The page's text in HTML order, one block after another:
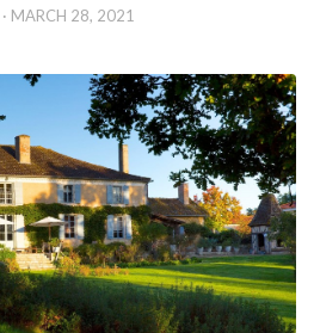
· MARCH 28, 2021